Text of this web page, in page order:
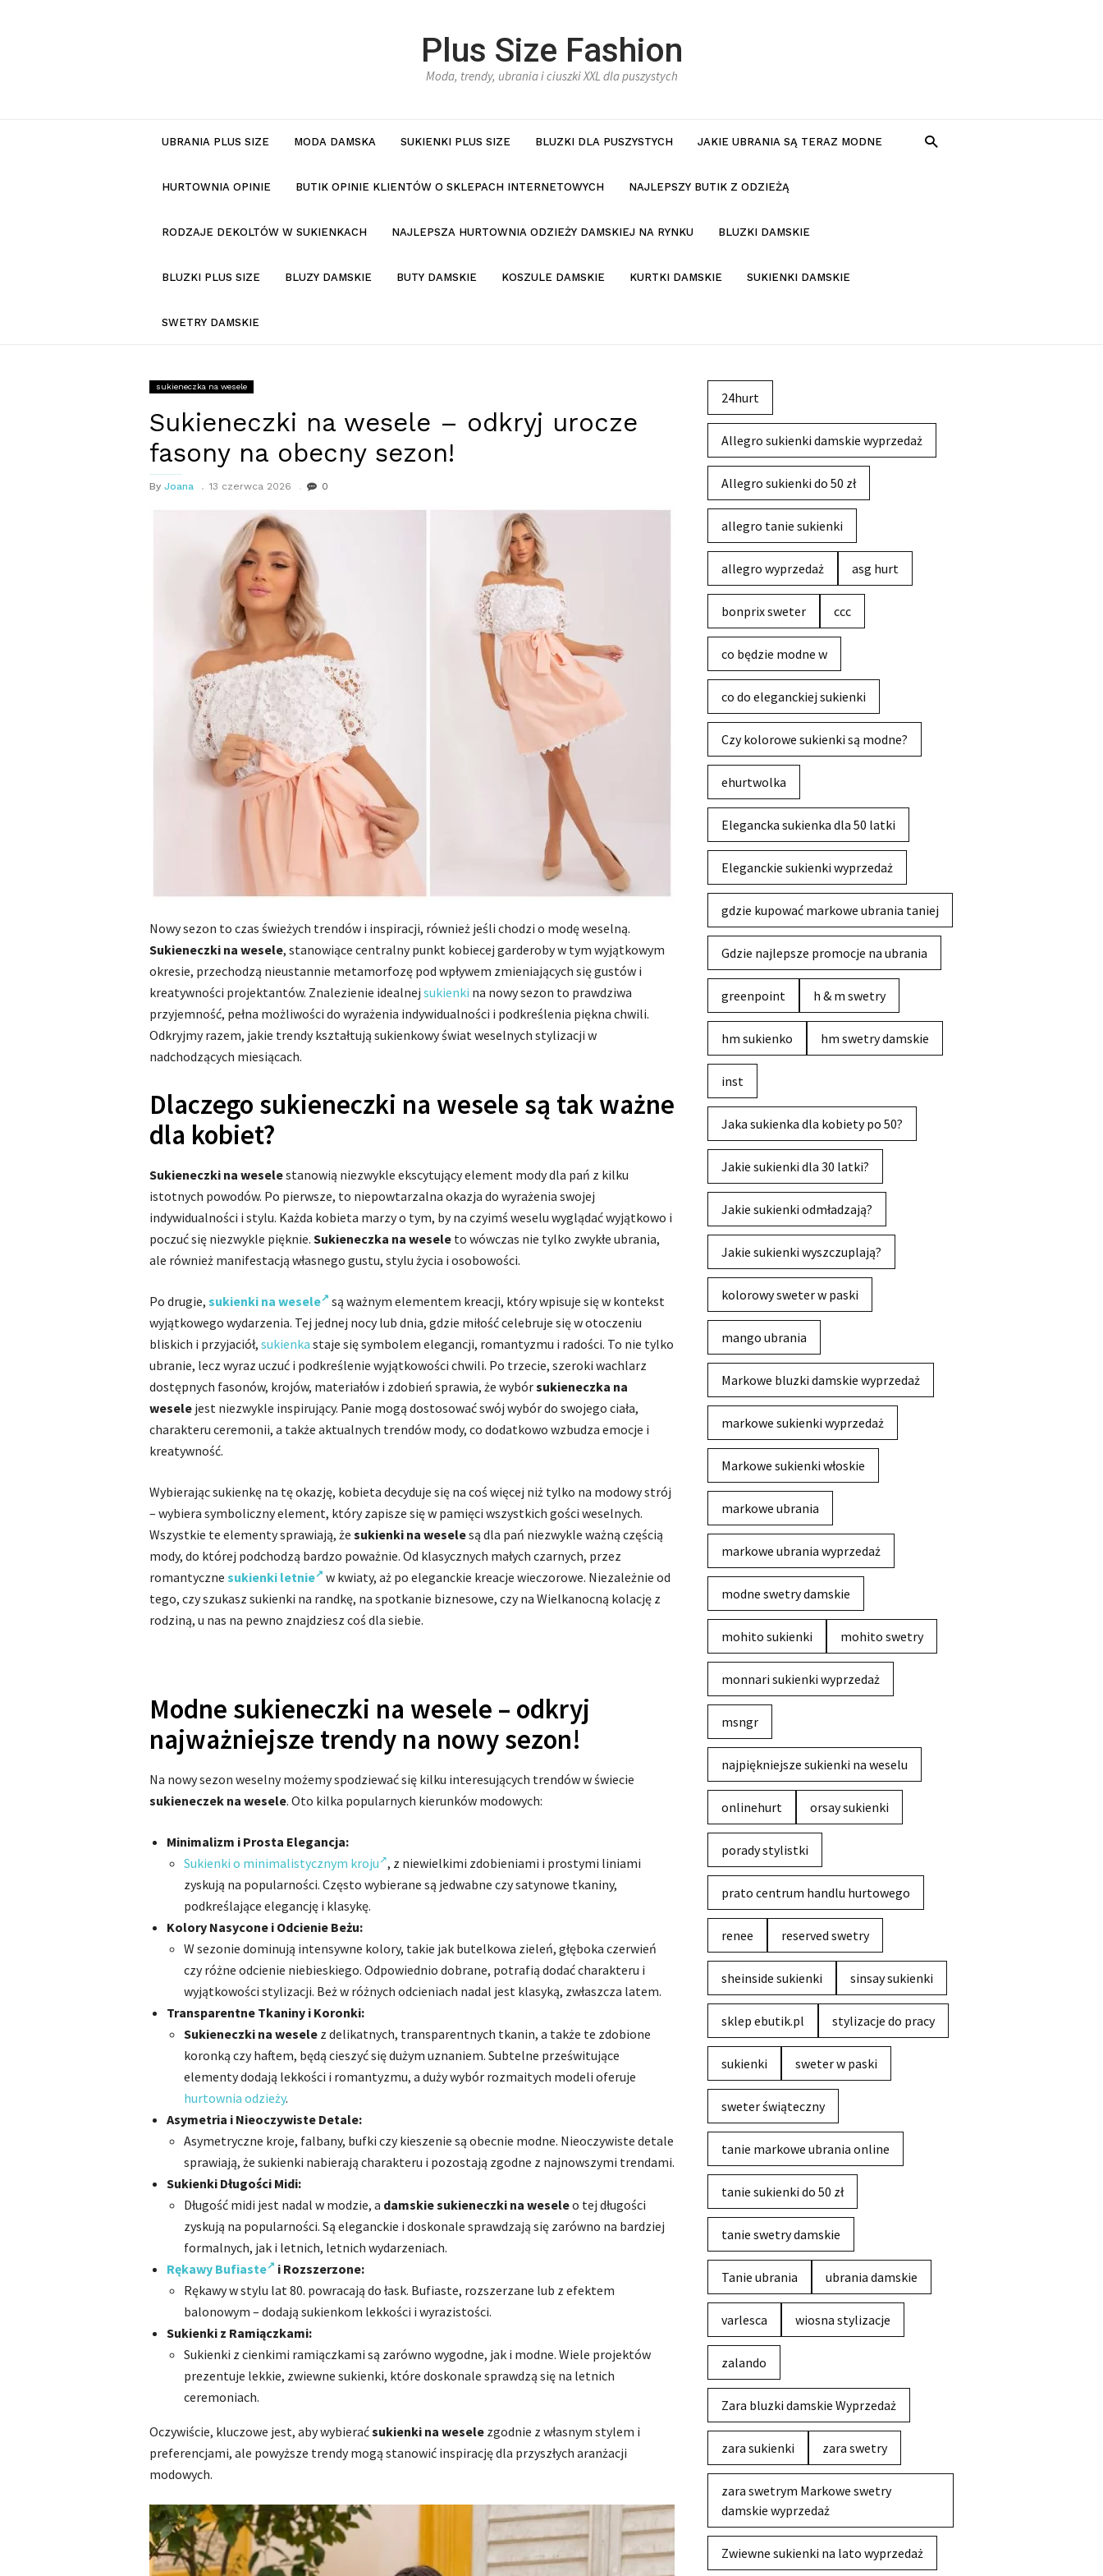
Plus Size Fashion
Moda, trendy, ubrania i ciuszki XXL dla puszystych
UBRANIA PLUS SIZE MODA DAMSKA SUKIENKI PLUS SIZE BLUZKI DLA PUSZYSTYCH JAKIE UBRANIA SĄ TERAZ MODNE
HURTOWNIA OPINIE BUTIK OPINIE KLIENTÓW O SKLEPACH INTERNETOWYCH NAJLEPSZY BUTIK Z ODZIEŻĄ
RODZAJE DEKOLTÓW W SUKIENKACH NAJLEPSZA HURTOWNIA ODZIEŻY DAMSKIEJ NA RYNKU BLUZKI DAMSKIE
BLUZKI PLUS SIZE BLUZY DAMSKIE BUTY DAMSKIE KOSZULE DAMSKIE KURTKI DAMSKIE SUKIENKI DAMSKIE
SWETRY DAMSKIE
sukieneczka na wesele
Sukieneczki na wesele – odkryj urocze
fasony na obecny sezon!
By Joana 13 czerwca 2026 0
Nowy sezon to czas świeżych trendów i inspiracji, również jeśli chodzi o modę weselną.
Sukieneczki na wesele, stanowiące centralny punkt kobiecej garderoby w tym wyjątkowym
okresie, przechodzą nieustannie metamorfozę pod wpływem zmieniających się gustów i
kreatywności projektantów. Znalezienie idealnej sukienki na nowy sezon to prawdziwa
przyjemność, pełna możliwości do wyrażenia indywidualności i podkreślenia piękna chwili.
Odkryjmy razem, jakie trendy kształtują sukienkowy świat weselnych stylizacji w
nadchodzących miesiącach.
Dlaczego sukieneczki na wesele są tak ważne
dla kobiet?
Sukieneczki na weselestanowią niezwykle ekscytujący element mody dla pań z kilku
istotnych powodów. Po pierwsze, to niepowtarzalna okazja do wyrażenia swojej
indywidualności i stylu. Każda kobieta marzy o tym, by na czyimś weselu wyglądać wyjątkowo i
poczuć się niezwykle pięknie. Sukieneczka na wesele to wówczas nie tylko zwykłe ubrania,
ale również manifestacją własnego gustu, stylu życia i osobowości.
Po drugie, sukienki na wesele
są ważnym elementem kreacji, który wpisuje się w kontekst
wyjątkowego wydarzenia. Tej jednej nocy lub dnia, gdzie miłość celebruje się w otoczeniu
bliskich i przyjaciół, sukienka staje się symbolem elegancji, romantyzmu i radości. To nie tylko
ubranie, lecz wyraz uczuć i podkreślenie wyjątkowości chwili. Po trzecie, szeroki wachlarz
dostępnych fasonów, krojów, materiałów i zdobień sprawia, że wybórsukieneczka na
wesele jest niezwykle inspirujący. Panie mogą dostosować swój wybór do swojego ciała,
charakteru ceremonii, a także aktualnych trendów mody, co dodatkowo wzbudza emocje i
kreatywność.
Wybierając sukienkę na tę okazję, kobieta decyduje się na coś więcej niż tylko na modowy strój
– wybiera symboliczny element, który zapisze się w pamięci wszystkich gości weselnych.
Wszystkie te elementy sprawiają, że sukienki na weselesą dla pań niezwykle ważną częścią
mody, do której podchodzą bardzo poważnie. Od klasycznych małych czarnych, przez
romantyczne sukienki letnie
w kwiaty, aż po eleganckie kreacje wieczorowe. Niezależnie od
tego, czy szukasz sukienki na randkę, na spotkanie biznesowe, czy na Wielkanocną kolację z
rodziną, u nas na pewno znajdziesz coś dla siebie.
Modne sukieneczki na wesele – odkryj
najważniejsze trendy na nowy sezon!
Na nowy sezon weselny możemy spodziewać się kilku interesujących trendów w świecie
sukieneczek na wesele. Oto kilka popularnych kierunków modowych:
Minimalizm i Prosta Elegancja:
Sukienki o minimalistycznym kroju , z niewielkimi zdobieniami i prostymi liniami
zyskują na popularności. Często wybierane są jedwabne czy satynowe tkaniny,
podkreślające elegancję i klasykę.
Kolory Nasycone i Odcienie Beżu:
W sezonie dominują intensywne kolory, takie jak butelkowa zieleń, głęboka czerwień
czy różne odcienie niebieskiego. Odpowiednio dobrane, potrafią dodać charakteru i
wyjątkowości stylizacji. Beż w różnych odcieniach nadal jest klasyką, zwłaszcza latem.
Transparentne Tkaniny i Koronki:
Sukieneczki na wesele z delikatnych, transparentnych tkanin, a także te zdobione
koronką czy haftem, będą cieszyć się dużym uznaniem. Subtelne prześwitujące
elementy dodają lekkości i romantyzmu, a duży wybór rozmaitych modeli oferuje
hurtownia odzieży.
Asymetria i Nieoczywiste Detale:
Asymetryczne kroje, falbany, bufki czy kieszenie są obecnie modne. Nieoczywiste detale
sprawiają, że sukienki nabierają charakteru i pozostają zgodne z najnowszymi trendami.
Sukienki Długości Midi:
Długość midi jest nadal w modzie, a damskiesukieneczki na weseleo tej długości
zyskują na popularności. Są eleganckie i doskonale sprawdzają się zarówno na bardziej
formalnych, jak i letnich, letnich wydarzeniach.
Rękawy Bufiaste
i Rozszerzone:
Rękawy w stylu lat 80. powracają do łask. Bufiaste, rozszerzane lub z efektem
balonowym – dodają sukienkom lekkości i wyrazistości.
Sukienki z Ramiączkami:
Sukienki z cienkimi ramiączkami są zarówno wygodne, jak i modne. Wiele projektów
prezentuje lekkie, zwiewne sukienki, które doskonale sprawdzą się na letnich
ceremoniach.
Oczywiście, kluczowe jest, aby wybieraćsukienki na wesele zgodnie z własnym stylem i
preferencjami, ale powyższe trendy mogą stanowić inspirację dla przyszłych aranżacji
modowych.
24hurt
Allegro sukienki damskie wyprzedaż
Allegro sukienki do 50 zł
allegro tanie sukienki
allegro wyprzedaż asg hurt
bonprix sweter ccc
co będzie modne w
co do eleganckiej sukienki
Czy kolorowe sukienki są modne?
ehurtwolka
Elegancka sukienka dla 50 latki
Eleganckie sukienki wyprzedaż
gdzie kupować markowe ubrania taniej
Gdzie najlepsze promocje na ubrania
greenpoint h & m swetry
hm sukienko hm swetry damskie
inst
Jaka sukienka dla kobiety po 50?
Jakie sukienki dla 30 latki?
Jakie sukienki odmładzają?
Jakie sukienki wyszczuplają?
kolorowy sweter w paski
mango ubrania
Markowe bluzki damskie wyprzedaż
markowe sukienki wyprzedaż
Markowe sukienki włoskie
markowe ubrania
markowe ubrania wyprzedaż
modne swetry damskie
mohito sukienki mohito swetry
monnari sukienki wyprzedaż
msngr
najpiękniejsze sukienki na weselu
onlinehurt orsay sukienki
porady stylistki
prato centrum handlu hurtowego
renee reserved swetry
sheinside sukienki sinsay sukienki
sklep ebutik.pl stylizacje do pracy
sukienki sweter w paski
sweter świąteczny
tanie markowe ubrania online
tanie sukienki do 50 zł
tanie swetry damskie
Tanie ubrania ubrania damskie
varlesca wiosna stylizacje
zalando
Zara bluzki damskie Wyprzedaż
zara sukienki zara swetry
zara swetrym Markowe swetry
damskie wyprzedaż
Zwiewne sukienki na lato wyprzedaż